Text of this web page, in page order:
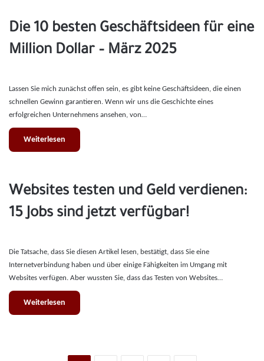
Die 10 besten Geschäftsideen für eine
Million Dollar – März 2025
Lassen Sie mich zunächst offen sein, es gibt keine Geschäftsideen, die einen
schnellen Gewinn garantieren. Wenn wir uns die Geschichte eines
erfolgreichen Unternehmens ansehen, von…
Weiterlesen
Websites testen und Geld verdienen:
15 Jobs sind jetzt verfügbar!
Die Tatsache, dass Sie diesen Artikel lesen, bestätigt, dass Sie eine
Internetverbindung haben und über einige Fähigkeiten im Umgang mit
Websites verfügen. Aber wussten Sie, dass das Testen von Websites…
Weiterlesen